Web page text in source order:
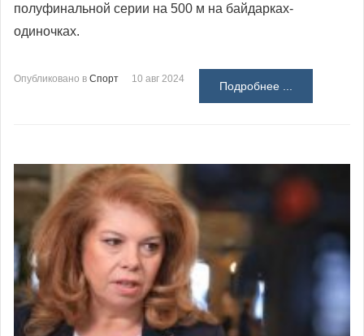
полуфинальной серии на 500 м на байдарках-
одиночках.
Опубликовано в Спорт 10 авг 2024
Подробнее ...